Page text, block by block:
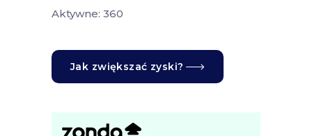
Aktywne: 360
Jak zwiększać zyski?